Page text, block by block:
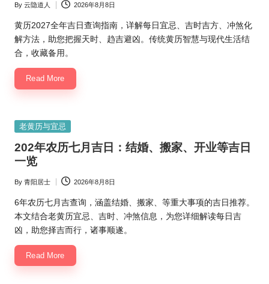
Posted
by
By 云隐道人 2026年8月8日
黄历2027全年吉日查询指南，详解每日宜忌、吉时吉方、冲煞化
解方法，助您把握天时、趋吉避凶。传统黄历智慧与现代生活结
合，收藏备用。
Read More
Posted
老黄历与宜忌
202年农历七月吉日：结婚、搬家、开业等吉日
一览
Posted
by
By 青阳居士 2026年8月8日
6年农历七月吉查询，涵盖结婚、搬家、等重大事项的吉日推荐。
本文结合老黄历宜忌、吉时、冲煞信息，为您详细解读每日吉
凶，助您择吉而行，诸事顺遂。
Read More